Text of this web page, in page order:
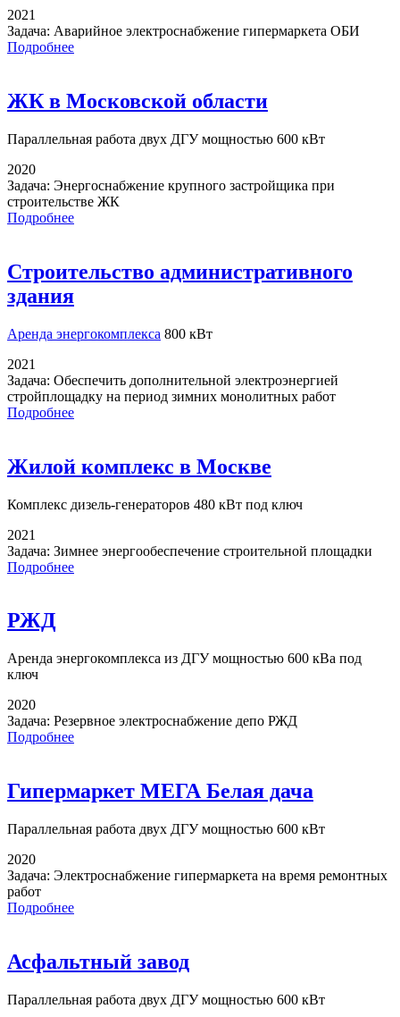
2021
Задача: Аварийное электроснабжение гипермаркета ОБИ
Подробнее
ЖК в Московской области
Параллельная работа двух ДГУ мощностью 600 кВт
2020
Задача: Энергоснабжение крупного застройщика при
строительстве ЖК
Подробнее
Строительство административного
здания
Аренда энергокомплекса 800 кВт
2021
Задача: Обеспечить дополнительной электроэнергией
стройплощадку на период зимних монолитных работ
Подробнее
Жилой комплекс в Москве
Комплекс дизель-генераторов 480 кВт под ключ
2021
Задача: Зимнее энергообеспечение строительной площадки
Подробнее
РЖД
Аренда энергокомплекса из ДГУ мощностью 600 кВа под
ключ
2020
Задача: Резервное электроснабжение депо РЖД
Подробнее
Гипермаркет МЕГА Белая дача
Параллельная работа двух ДГУ мощностью 600 кВт
2020
Задача: Электроснабжение гипермаркета на время ремонтных
работ
Подробнее
Асфальтный завод
Параллельная работа двух ДГУ мощностью 600 кВт